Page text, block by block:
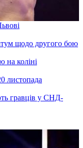
щодо другого бою
на коліні
листопада
гравців у СНД-